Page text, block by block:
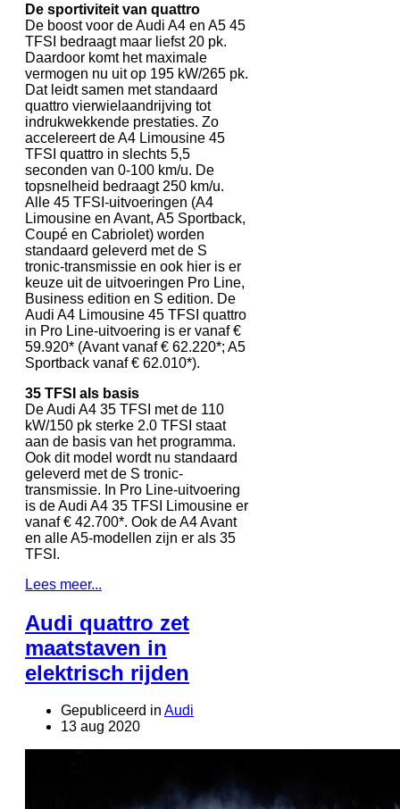
De sportiviteit van quattro
De boost voor de Audi A4 en A5 45
TFSI bedraagt maar liefst 20 pk.
Daardoor komt het maximale
vermogen nu uit op 195 kW/265 pk.
Dat leidt samen met standaard
quattro vierwielaandrijving tot
indrukwekkende prestaties. Zo
accelereert de A4 Limousine 45
TFSI quattro in slechts 5,5
seconden van 0-100 km/u. De
topsnelheid bedraagt 250 km/u.
Alle 45 TFSI-uitvoeringen (A4
Limousine en Avant, A5 Sportback,
Coupé en Cabriolet) worden
standaard geleverd met de S
tronic-transmissie en ook hier is er
keuze uit de uitvoeringen Pro Line,
Business edition en S edition. De
Audi A4 Limousine 45 TFSI quattro
in Pro Line-uitvoering is er vanaf €
59.920* (Avant vanaf € 62.220*; A5
Sportback vanaf € 62.010*).
35 TFSI als basis
De Audi A4 35 TFSI met de 110
kW/150 pk sterke 2.0 TFSI staat
aan de basis van het programma.
Ook dit model wordt nu standaard
geleverd met de S tronic-
transmissie. In Pro Line-uitvoering
is de Audi A4 35 TFSI Limousine er
vanaf € 42.700*. Ook de A4 Avant
en alle A5-modellen zijn er als 35
TFSI.
Lees meer...
Audi quattro zet
maatstaven in
elektrisch rijden
Gepubliceerd in Audi
13 aug 2020